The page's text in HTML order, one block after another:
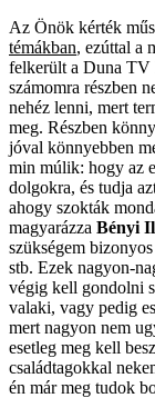
Az Önök kérték
témákban, ezúttal a
felkerült a Duna TV
számomra részben
nehéz lenni, mert
meg. Részben
jóval könnyebben
min múlik: hogy az
dolgokra, és tudja
ahogy szokták
magyarázza Bényi
szükségem bizonyos
stb. Ezek nagyon-
végig kell gondolni
valaki, vagy pedig
mert nagyon nem
esetleg meg kell
családtagokkal
én már meg tudok